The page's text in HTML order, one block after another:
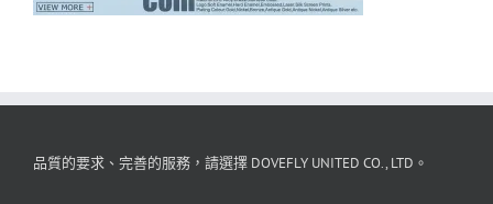
品質的要求、完善的服務，請選擇 DOVEFLY UNITED CO., LTD。